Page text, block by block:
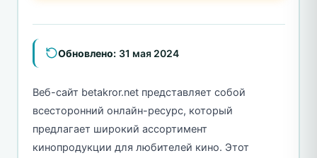
Обновлено: 31 мая 2024
Веб-сайт betakror.net представляет собой
всесторонний онлайн-ресурс, который
предлагает широкий ассортимент
кинопродукции для любителей кино. Этот